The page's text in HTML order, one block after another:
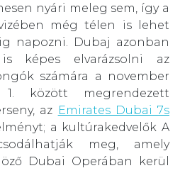
nyári meleg sem, így a
még télen is lehet
napozni. Dubaj azonban
képes elvarázsolni az
számára a november
között megrendezett
az Emirates Dubai 7s
a kultúrakedvelők A
meg, amely
Dubai Operában kerül